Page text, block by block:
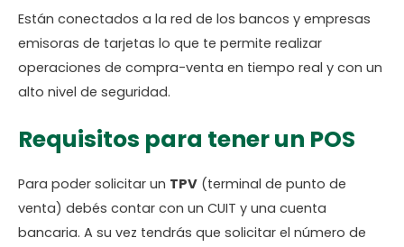
Están conectados a la red de los bancos y empresas
emisoras de tarjetas lo que te permite realizar
operaciones de compra-venta en tiempo real y con un
alto nivel de seguridad.
Requisitos para tener un POS
Para poder solicitar un TPV (terminal de punto de
venta) debés contar con un CUIT y una cuenta
bancaria. A su vez tendrás que solicitar el número de